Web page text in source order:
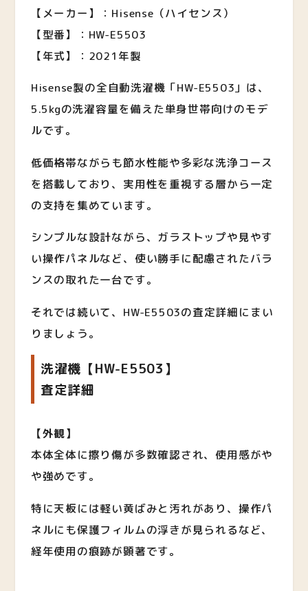
【メーカー】：Hisense（ハイセンス）
【型番】：HW-E5503
【年式】：2021年製
Hisense製の全自動洗濯機「HW-E5503」は、
5.5kgの洗濯容量を備えた単身世帯向けのモデ
ルです。
低価格帯ながらも節水性能や多彩な洗浄コース
を搭載しており、実用性を重視する層から一定
の支持を集めています。
シンプルな設計ながら、ガラストップや見やす
い操作パネルなど、使い勝手に配慮されたバラ
ンスの取れた一台です。
それでは続いて、 HW-E5503の査定詳細にまい
りましょう。
洗濯機【HW-E5503】
査定詳細
【外観】
本体全体に擦り傷が多数確認され、使用感がや
や強めです。
特に天板には軽い黄ばみと汚れがあり、操作パ
ネルにも保護フィルムの浮きが見られるなど、
経年使用の痕跡が顕著です。